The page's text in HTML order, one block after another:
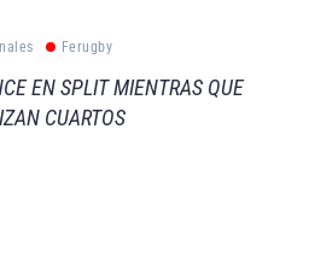
Ferugby
EN SPLIT MIENTRAS QUE
CUARTOS